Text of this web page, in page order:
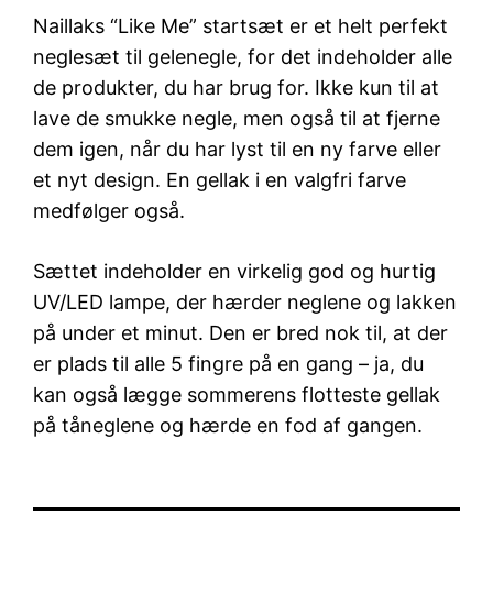
Naillaks “Like Me” startsæt er et helt perfekt
neglesæt til gelenegle, for det indeholder alle
de produkter, du har brug for. Ikke kun til at
lave de smukke negle, men også til at fjerne
dem igen, når du har lyst til en ny farve eller
et nyt design. En gellak i en valgfri farve
medfølger også.
Sættet indeholder en virkelig god og hurtig
UV/LED lampe, der hærder neglene og lakken
på under et minut. Den er bred nok til, at der
er plads til alle 5 fingre på en gang – ja, du
kan også lægge sommerens flotteste gellak
på tåneglene og hærde en fod af gangen.